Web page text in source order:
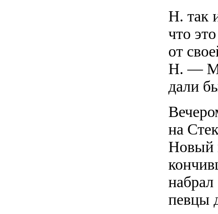
Н. так
что
от
Н. —
дали
на
Новый
певцы